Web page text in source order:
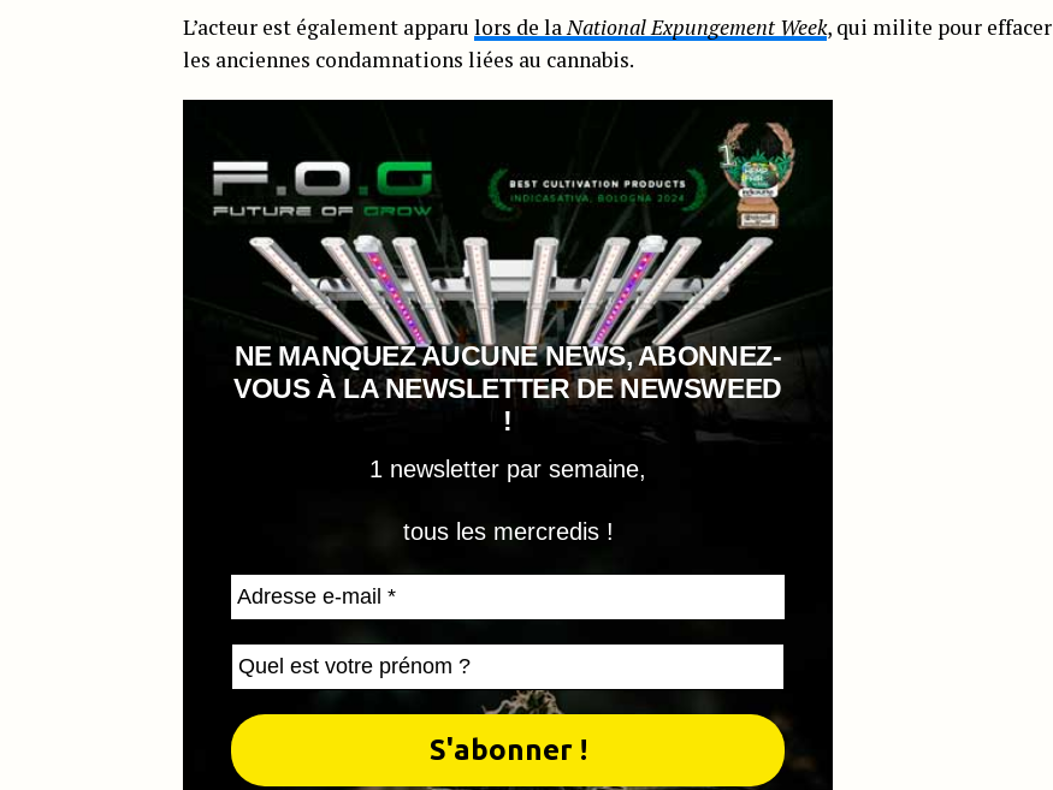
L’acteur est également apparu lors de la National Expungement Week, qui milite pour effacer
les anciennes condamnations liées au cannabis.
NE MANQUEZ AUCUNE NEWS, ABONNEZ-
VOUS À LA NEWSLETTER DE NEWSWEED
!
1 newsletter par semaine,
tous les mercredis !